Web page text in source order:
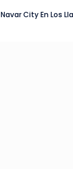
Navar City En Los